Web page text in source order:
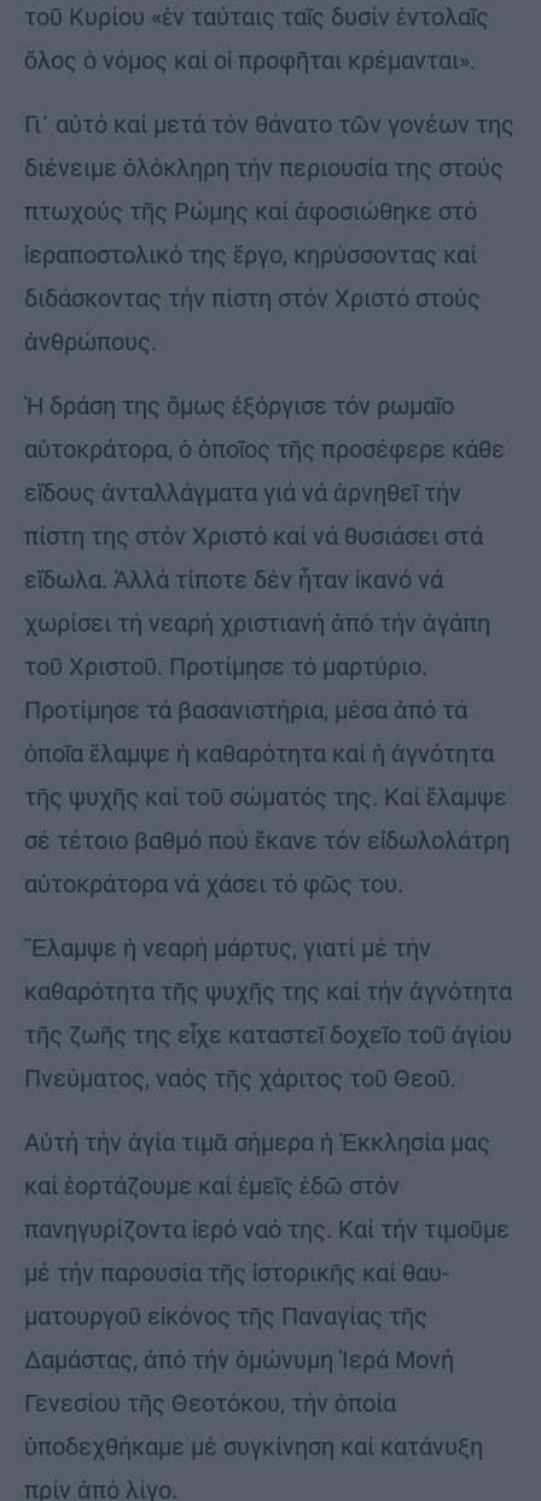
τοῦ Κυρίου «ἐν ταύ­ταις ταῖς δυσίν ἐν­το­λαῖς
ὅλος ὁ νόμος καί οἱ προφῆται κρέ­μαν­­ται».
Γι᾽ αὐτό καί μετά τόν θάνατο τῶν γονέων της
διέ­νειμε ὁλόκληρη τήν πε­ριουσία της στούς
πτω­χούς τῆς Ρώμης καί ἀφοσιώθηκε στό
ἱερα­πο­στολικό της ἔργο, κη­­­ρύσσοντας καί
διδά­σκοντας τήν πίστη στόν Χριστό στούς
ἀν­θρώ­πους.
Ἡ δράση της ὅμως ἐξόργισε τόν ρω­μαῖο
αὐτοκράτο­ρα, ὁ ὁ­ποῖος τῆς προσέ­φε­ρε κά­θε
εἴδους ἀνταλ­λάγ­ματα γιά νά ἀρνηθεῖ τήν
πίστη της στόν Χρι­στό καί νά θυσιάσει στά
εἴδωλα. Ἀλλά τίποτε δέν ἦταν ἱκανό νά
χωρίσει τή νεαρή χριστια­νή ἀπό τήν ἀγάπη
τοῦ Χριστοῦ. Προτίμησε τό μαρτύριο.
Προτίμησε τά βασανιστήρια, μέσα ἀπό τά
ὁποῖα ἔλαμψε ἡ καθαρότητα καί ἡ ἁγνότητα
τῆς ψυ­χῆς καί τοῦ σώμα­τός της. Καί ἔλαμ­ψε
σέ τέτοιο βαθμό πού ἔκανε τόν εἰδωλολάτρη
αὐτοκράτορα νά χάσει τό φῶς του.
Ἔλαμψε ἡ νεαρή μάρτυς, γιατί μέ τήν
καθαρό­τητα τῆς ψυ­­χῆς της καί τήν ἁ­γνότητα
τῆς ζωῆς της εἶχε καταστεῖ δο­χεῖο τοῦ ἁγίου
Πνεύμα­τος, ναός τῆς χάριτος τοῦ Θεοῦ.
Αὐτή τήν ἁγία τιμᾶ σή­­­μερα ἡ Ἐκ­κλησία μας
καί ἑορτά­ζου­με καί ἐμεῖς ἐδῶ στόν
πανηγυρίζοντα ἱε­ρό ναό της. Καί τήν τιμοῦμε
μέ τήν παρουσία τῆς ἱστορικῆς καί θαυ­
ματουργοῦ εἰκόνος τῆς Πανα­γίας τῆς
Δαμάστας, ἀπό τήν ὁμώ­νυ­μη Ἱερά Μονή
Γενεσίου τῆς Θεο­τόκου, τήν ὁποία
ὑποδεχθήκαμε μέ συγκί­νηση καί κατάνυξη
πρίν ἀπό λίγο.